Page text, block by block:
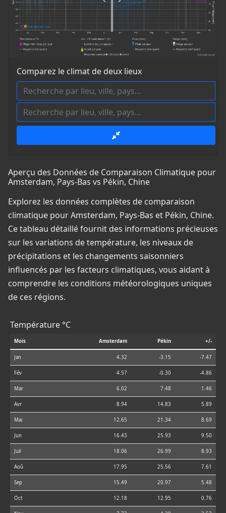
Comparez le climat de deux lieux
Aperçu des Données de Comparaison Climatique pour
Amsterdam, Pays-Bas vs Pékin, Chine
Explorez les données complètes de comparaison
climatique pour Amsterdam, Pays-Bas et Pékin, Chine.
Ce tableau détaillé fournit des informations précieuses
sur les variations de température, les niveaux de
précipitations et les changements saisonniers
influencés par les facteurs climatiques, vous aidant à
comprendre les conditions météorologiques uniques
de ces régions.
Température °C
Mois Amsterdam Pékin +/-
Jan 4.32 -3.15 -7.47
Fév 4.57 -0.30 -4.86
Mar 6.02 7.48 1.46
Avr 8.94 14.83 5.89
Mai 12.65 21.34 8.69
Jun 16.43 25.93 9.50
Juil 18.06 26.99 8.93
Aoû 17.95 25.56 7.61
Sep 15.49 20.97 5.48
Oct 12.18 12.95 0.76